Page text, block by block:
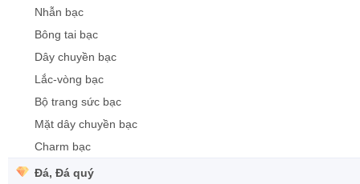
Nhẫn bạc
Bông tai bạc
Dây chuyền bạc
Lắc-vòng bạc
Bộ trang sức bạc
Mặt dây chuyền bạc
Charm bạc
Đá, Đá quý